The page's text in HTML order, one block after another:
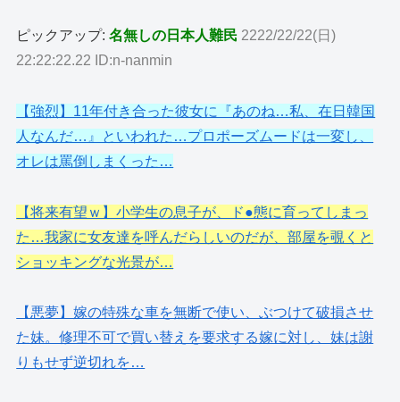
ピックアップ:名無しの日本人難民 2222/22/22(日)
22:22:22.22 ID:n-nanmin
【強烈】11年付き合った彼女に『あのね…私、在日韓国
人なんだ…』といわれた…プロポーズムードは一変し、
オレは罵倒しまくった…
【将来有望ｗ】小学生の息子が、ド●態に育ってしまっ
た…我家に女友達を呼んだらしいのだが、部屋を覗くと
ショッキングな光景が…
【悪夢】嫁の特殊な車を無断で使い、ぶつけて破損させ
た妹。修理不可で買い替えを要求する嫁に対し、妹は謝
りもせず逆切れを…